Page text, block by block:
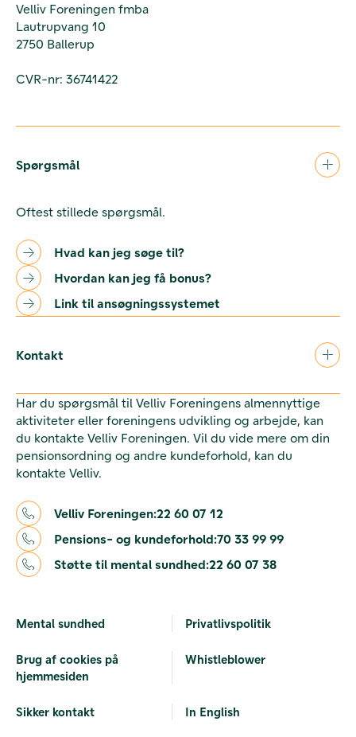
Velliv Foreningen fmba
Lautrupvang 10
2750 Ballerup
CVR-nr: 36741422
Spørgsmål
Oftest stillede spørgsmål.
Hvad kan jeg søge til?
Hvordan kan jeg få bonus?
Link til ansøgningssystemet
Kontakt
Har du spørgsmål til Velliv Foreningens almennyttige
aktiviteter eller foreningens udvikling og arbejde, kan
du kontakte Velliv Foreningen. Vil du vide mere om din
pensionsordning og andre kundeforhold, kan du
kontakte Velliv.
Velliv Foreningen:22 60 07 12
Pensions- og kundeforhold:70 33 99 99
Støtte til mental sundhed:22 60 07 38
Mental sundhed Privatlivspolitik
Brug af cookies på
hjemmesiden
Whistleblower
Sikker kontakt In English